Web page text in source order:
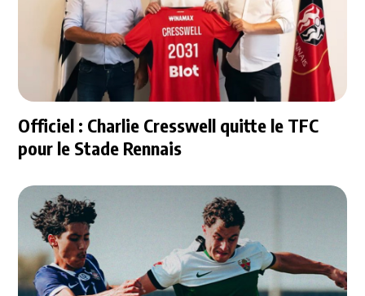
Officiel : Charlie Cresswell quitte le TFC
pour le Stade Rennais